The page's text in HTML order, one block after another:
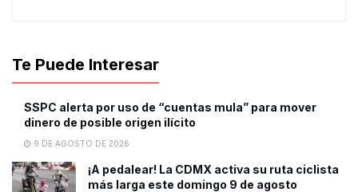
Te Puede Interesar
SSPC alerta por uso de “cuentas mula” para mover
dinero de posible origen ilícito
9 DE AGOSTO DE 2026
¡A pedalear! La CDMX activa su ruta ciclista
más larga este domingo 9 de agosto